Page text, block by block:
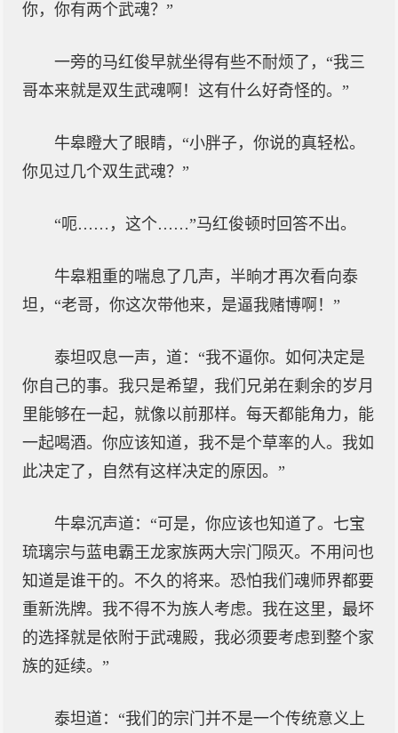
你，你有两个武魂？”
一旁的马红俊早就坐得有些不耐烦了，“我三
哥本来就是双生武魂啊！这有什么好奇怪的。”
牛皋瞪大了眼睛，“小胖子，你说的真轻松。
你见过几个双生武魂？”
“呃……，这个……”马红俊顿时回答不出。
牛皋粗重的喘息了几声，半晌才再次看向泰
坦，“老哥，你这次带他来，是逼我赌博啊！”
泰坦叹息一声，道：“我不逼你。如何决定是
你自己的事。我只是希望，我们兄弟在剩余的岁月
里能够在一起，就像以前那样。每天都能角力，能
一起喝酒。你应该知道，我不是个草率的人。我如
此决定了，自然有这样决定的原因。”
牛皋沉声道：“可是，你应该也知道了。七宝
琉璃宗与蓝电霸王龙家族两大宗门陨灭。不用问也
知道是谁干的。不久的将来。恐怕我们魂师界都要
重新洗牌。我不得不为族人考虑。我在这里，最坏
的选择就是依附于武魂殿，我必须要考虑到整个家
族的延续。”
泰坦道：“我们的宗门并不是一个传统意义上